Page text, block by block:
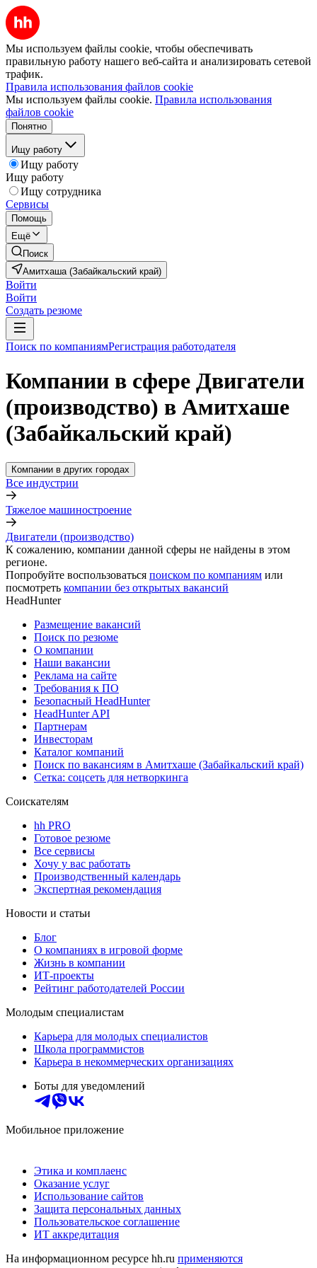
Мы используем файлы cookie, чтобы обеспечивать
правильную работу нашего веб-сайта и анализировать сетевой
трафик.
Правила использования файлов cookie
Мы используем файлы cookie. Правила использования
файлов cookie
Понятно
Ищу работу
Ищу работу
Ищу работу
Ищу сотрудника
Сервисы
Помощь
Ещё
Поиск
Амитхаша (Забайкальский край)
Войти
Войти
Создать резюме
Поиск по компаниямРегистрация работодателя
Компании в сфере Двигатели
(производство) в Амитхаше
(Забайкальский край)
Компании в других городах
Все индустрии
Тяжелое машиностроение
Двигатели (производство)
К сожалению, компании данной сферы не найдены в этом
регионе.
Попробуйте воспользоваться поиском по компаниям или
посмотреть компании без открытых вакансий
HeadHunter
Размещение вакансий
Поиск по резюме
О компании
Наши вакансии
Реклама на сайте
Требования к ПО
Безопасный HeadHunter
HeadHunter API
Партнерам
Инвесторам
Каталог компаний
Поиск по вакансиям в Амитхаше (Забайкальский край)
Сетка: соцсеть для нетворкинга
Соискателям
hh PRO
Готовое резюме
Все сервисы
Хочу у вас работать
Производственный календарь
Экспертная рекомендация
Новости и статьи
Блог
О компаниях в игровой форме
Жизнь в компании
ИТ-проекты
Рейтинг работодателей России
Молодым специалистам
Карьера для молодых специалистов
Школа программистов
Карьера в некоммерческих организациях
Боты для уведомлений
Мобильное приложение
Этика и комплаенс
Оказание услуг
Использование сайтов
Защита персональных данных
Пользовательское соглашение
ИТ аккредитация
На информационном ресурсе hh.ru применяются